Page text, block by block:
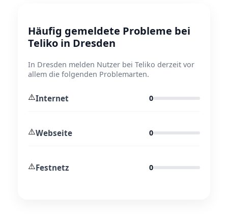
Häufig gemeldete Probleme bei
Teliko in Dresden
In Dresden melden Nutzer bei Teliko derzeit vor
allem die folgenden Problemarten.
⚠️Internet 0
⚠️Webseite 0
⚠️Festnetz 0